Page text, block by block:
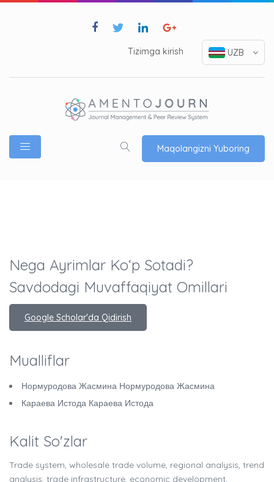
Tizimga kirish UZB
Maqolangizni Yuboring
Nega Ayrimlar Ko‘p Sotadi?
Savdodagi Muvaffaqiyat Omillari
Google Scholar'da Qidirish
Mualliflar
Нормуродова Жасмина Нормуродова Жасмина
Караева Истода Караева Истода
Kalit So'zlar
Trade system, wholesale trade volume, regional analysis, trend
analysis, trade infrastructure, economic development.